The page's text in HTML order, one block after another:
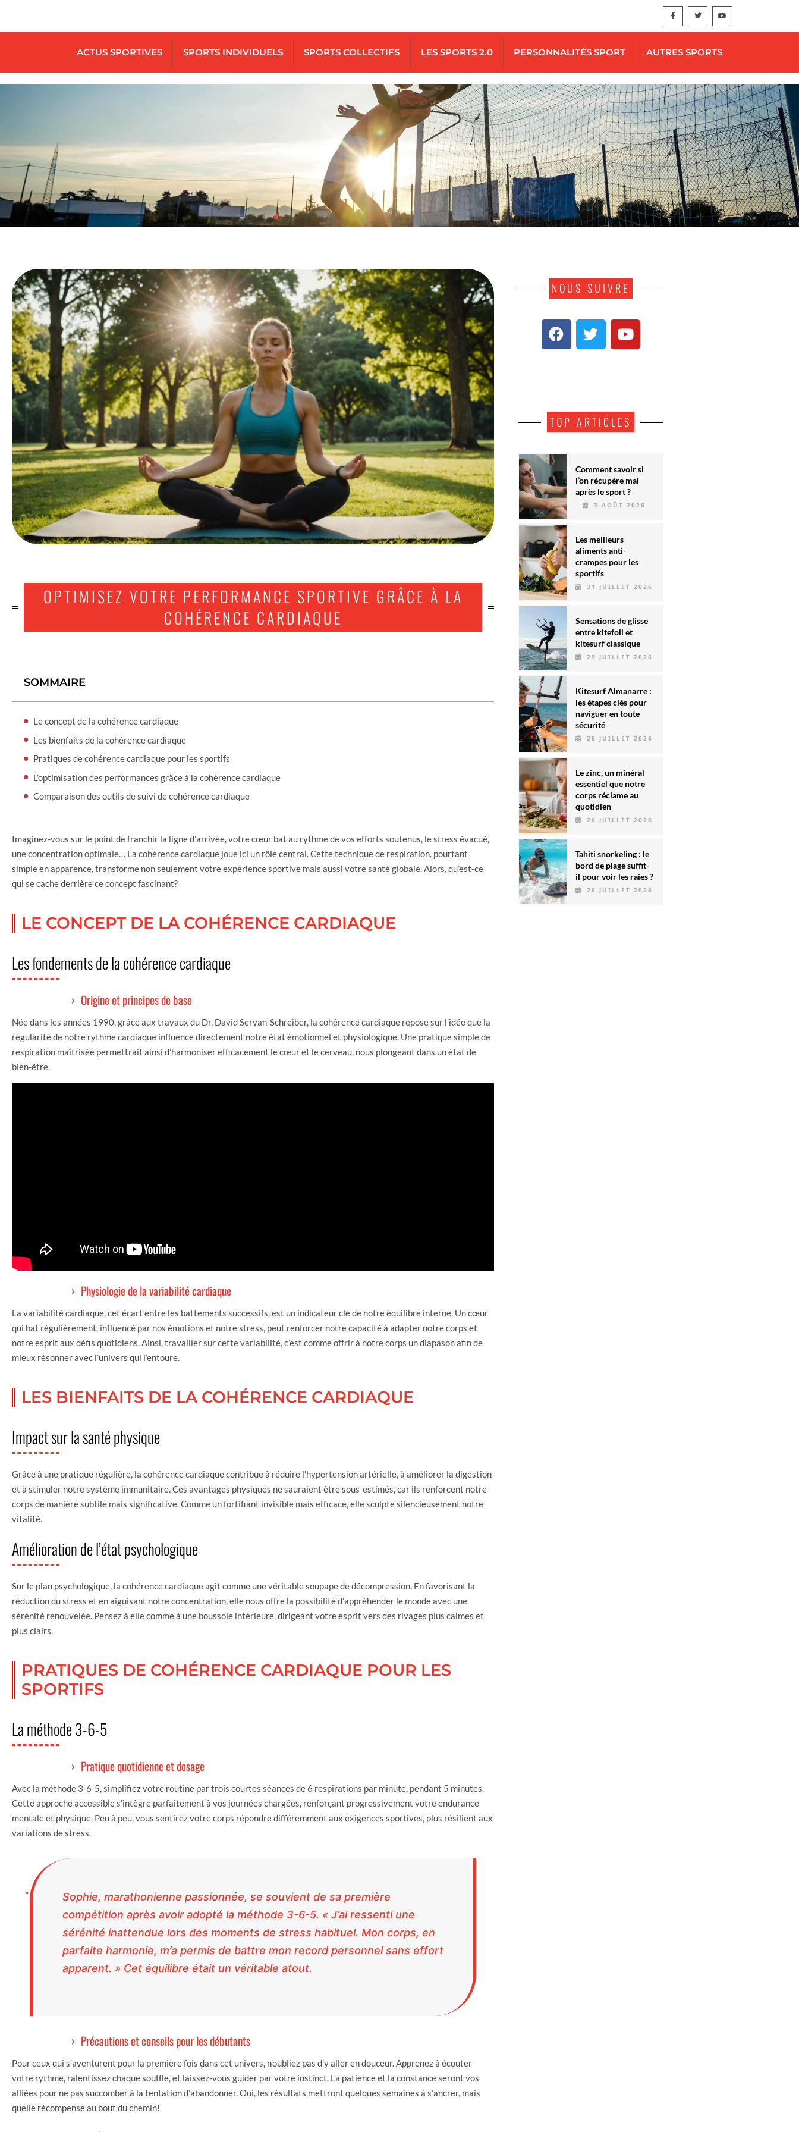
ACTUS SPORTIVES SPORTS INDIVIDUELS SPORTS COLLECTIFS LES SPORTS 2.0 PERSONNALITÉS SPORT AUTRES SPORTS
OPTIMISEZ VOTRE PERFORMANCE SPORTIVE GRÂCE À LA
COHÉRENCE CARDIAQUE
SOMMAIRE
Le concept de la cohérence cardiaque
Les bienfaits de la cohérence cardiaque
Pratiques de cohérence cardiaque pour les sportifs
L’optimisation des performances grâce à la cohérence cardiaque
Comparaison des outils de suivi de cohérence cardiaque
Imaginez-vous sur le point de franchir la ligne d’arrivée, votre cœur bat au rythme de vos efforts soutenus, le stress évacué,
une concentration optimale… La cohérence cardiaque joue ici un rôle central. Cette technique de respiration, pourtant
simple en apparence, transforme non seulement votre expérience sportive mais aussi votre santé globale. Alors, qu’est-ce
qui se cache derrière ce concept fascinant?
LE CONCEPT DE LA COHÉRENCE CARDIAQUE
Les fondements de la cohérence cardiaque
Origine et principes de base
Née dans les années 1990, grâce aux travaux du Dr. David Servan-Schreiber, la cohérence cardiaque repose sur l’idée que la
régularité de notre rythme cardiaque influence directement notre état émotionnel et physiologique. Une pratique simple de
respiration maîtrisée permettrait ainsi d’harmoniser efficacement le cœur et le cerveau, nous plongeant dans un état de
bien-être.
Physiologie de la variabilité cardiaque
La variabilité cardiaque, cet écart entre les battements successifs, est un indicateur clé de notre équilibre interne. Un cœur
qui bat régulièrement, influencé par nos émotions et notre stress, peut renforcer notre capacité à adapter notre corps et
notre esprit aux défis quotidiens. Ainsi, travailler sur cette variabilité, c’est comme offrir à notre corps un diapason afin de
mieux résonner avec l’univers qui l’entoure.
LES BIENFAITS DE LA COHÉRENCE CARDIAQUE
Impact sur la santé physique
Grâce à une pratique régulière, la cohérence cardiaque contribue à réduire l’hypertension artérielle, à améliorer la digestion
et à stimuler notre système immunitaire. Ces avantages physiques ne sauraient être sous-estimés, car ils renforcent notre
corps de manière subtile mais significative. Comme un fortifiant invisible mais efficace, elle sculpte silencieusement notre
vitalité.
Amélioration de l’état psychologique
Sur le plan psychologique, la cohérence cardiaque agit comme une véritable soupape de décompression. En favorisant la
réduction du stress et en aiguisant notre concentration, elle nous offre la possibilité d’appréhender le monde avec une
sérénité renouvelée. Pensez à elle comme à une boussole intérieure, dirigeant votre esprit vers des rivages plus calmes et
plus clairs.
PRATIQUES DE COHÉRENCE CARDIAQUE POUR LES
SPORTIFS
La méthode 3-6-5
Pratique quotidienne et dosage
Avec la méthode 3-6-5, simplifiez votre routine par trois courtes séances de 6 respirations par minute, pendant 5 minutes.
Cette approche accessible s’intègre parfaitement à vos journées chargées, renforçant progressivement votre endurance
mentale et physique. Peu à peu, vous sentirez votre corps répondre différemment aux exigences sportives, plus résilient aux
variations de stress.
Sophie, marathonienne passionnée, se souvient de sa première
compétition après avoir adopté la méthode 3-6-5. « J’ai ressenti une
sérénité inattendue lors des moments de stress habituel. Mon corps, en
parfaite harmonie, m’a permis de battre mon record personnel sans effort
apparent. » Cet équilibre était un véritable atout.
Précautions et conseils pour les débutants
Pour ceux qui s’aventurent pour la première fois dans cet univers, n’oubliez pas d’y aller en douceur. Apprenez à écouter
votre rythme, ralentissez chaque souffle, et laissez-vous guider par votre instinct. La patience et la constance seront vos
alliées pour ne pas succomber à la tentation d’abandonner. Oui, les résultats mettront quelques semaines à s’ancrer, mais
quelle récompense au bout du chemin!
NOUS SUIVRE
TOP ARTICLES
Comment savoir si
l’on récupère mal
après le sport ?
3 AOÛT 2026
Les meilleurs
aliments anti-
crampes pour les
sportifs
31 JUILLET 2026
Sensations de glisse
entre kitefoil et
kitesurf classique
29 JUILLET 2026
Kitesurf Almanarre :
les étapes clés pour
naviguer en toute
sécurité
28 JUILLET 2026
Le zinc, un minéral
essentiel que notre
corps réclame au
quotidien
26 JUILLET 2026
Tahiti snorkeling : le
bord de plage suffit-
il pour voir les raies ?
26 JUILLET 2026